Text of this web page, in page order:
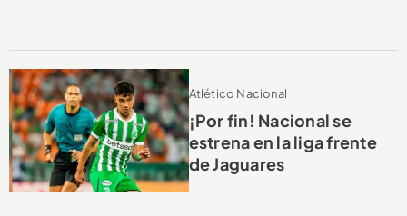
Atlético Nacional
¡Por fin! Nacional se
estrena en la liga frente
de Jaguares